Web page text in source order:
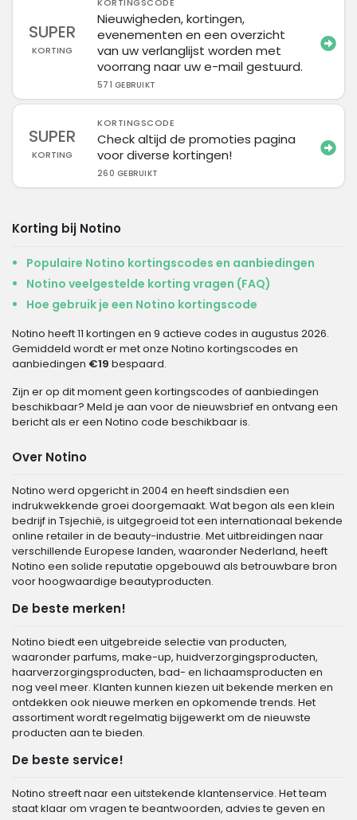
SUPER
KORTING
Nieuwigheden, kortingen,
evenementen en een overzicht
van uw verlanglijst worden met
voorrang naar uw e-mail gestuurd.
571 GEBRUIKT
SUPER
KORTING
KORTINGSCODE
Check altijd de promoties pagina
voor diverse kortingen!
260 GEBRUIKT
Korting bij Notino
Populaire Notino kortingscodes en aanbiedingen
Notino veelgestelde korting vragen (FAQ)
Hoe gebruik je een Notino kortingscode
Notino heeft 11 kortingen en 9 actieve codes in augustus 2026.
Gemiddeld wordt er met onze Notino kortingscodes en
aanbiedingen €19 bespaard.
Zijn er op dit moment geen kortingscodes of aanbiedingen
beschikbaar? Meld je aan voor de nieuwsbrief en ontvang een
bericht als er een Notino code beschikbaar is.
Over Notino
Notino werd opgericht in 2004 en heeft sindsdien een
indrukwekkende groei doorgemaakt. Wat begon als een klein
bedrijf in Tsjechië, is uitgegroeid tot een internationaal bekende
online retailer in de beauty-industrie. Met uitbreidingen naar
verschillende Europese landen, waaronder Nederland, heeft
Notino een solide reputatie opgebouwd als betrouwbare bron
voor hoogwaardige beautyproducten.
De beste merken!
Notino biedt een uitgebreide selectie van producten,
waaronder parfums, make-up, huidverzorgingsproducten,
haarverzorgingsproducten, bad- en lichaamsproducten en
nog veel meer. Klanten kunnen kiezen uit bekende merken en
ontdekken ook nieuwe merken en opkomende trends. Het
assortiment wordt regelmatig bijgewerkt om de nieuwste
producten aan te bieden.
De beste service!
Notino streeft naar een uitstekende klantenservice. Het team
staat klaar om vragen te beantwoorden, advies te geven en